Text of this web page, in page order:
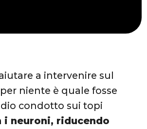
a intervenire sul
niente è quale fosse
condotto sui topi
i neuroni, riducendo